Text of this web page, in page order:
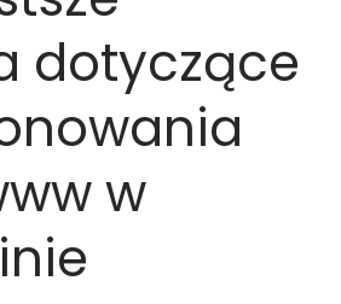
dotyczące
w